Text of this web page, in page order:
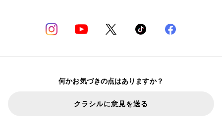
何かお気づきの点はありますか？
クラシルに意見を送る